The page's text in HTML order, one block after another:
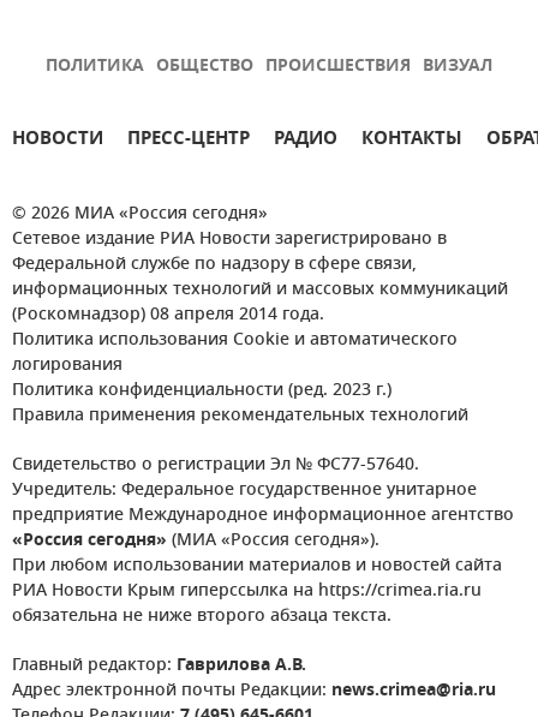
ПОЛИТИКА ОБЩЕСТВО ПРОИСШЕСТВИЯ ВИЗУАЛ
НОВОСТИ ПРЕСС-ЦЕНТР РАДИО КОНТАКТЫ
© 2026 МИА «Россия сегодня»
Сетевое издание РИА Новости зарегистрировано в
Федеральной службе по надзору в сфере связи,
информационных технологий и массовых коммуникаций
(Роскомнадзор) 08 апреля 2014 года.
Политика использования Cookie и автоматического
логирования
Политика конфиденциальности (ред. 2023 г.)
Правила применения рекомендательных технологий
Свидетельство о регистрации Эл № ФС77-57640.
Учредитель: Федеральное государственное унитарное
предприятие Международное информационное агентство
«Россия сегодня» (МИА «Россия сегодня»).
При любом использовании материалов и новостей сайта
РИА Новости Крым гиперссылка на https://crimea.ria.ru
обязательна не ниже второго абзаца текста.
Главный редактор: Гаврилова А.В.
Адрес электронной почты Редакции: news.crimea@ria.ru